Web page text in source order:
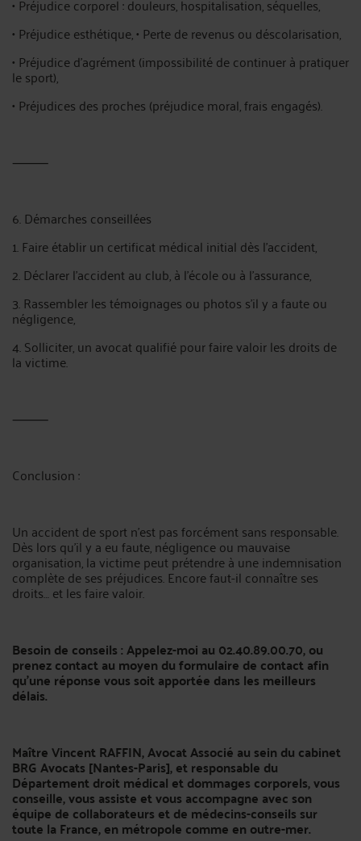
• Préjudice corporel : douleurs, hospitalisation, séquelles,
• Préjudice esthétique, • Perte de revenus ou déscolarisation,
• Préjudice d’agrément (impossibilité de continuer à pratiquer
le sport),
• Préjudices des proches (préjudice moral, frais engagés).
⸻
6. Démarches conseillées
1. Faire établir un certificat médical initial dès l’accident,
2. Déclarer l’accident au club, à l’école ou à l’assurance,
3. Rassembler les témoignages ou photos s’il y a faute ou
négligence,
4. Solliciter, un avocat qualifié pour faire valoir les droits de
la victime.
⸻
Conclusion :
Un accident de sport n’est pas forcément sans responsable.
Dès lors qu’il y a eu faute, négligence ou mauvaise
organisation, la victime peut prétendre à une indemnisation
complète de ses préjudices. Encore faut-il connaître ses
droits… et les faire valoir.
Besoin de conseils : Appelez-moi au 02.40.89.00.70, ou
prenez contact au moyen du formulaire de contact afin
qu’une réponse vous soit apportée dans les meilleurs
délais.
Maître Vincent RAFFIN, Avocat Associé au sein du cabinet
BRG Avocats [Nantes-Paris], et responsable du
Département droit médical et dommages corporels, vous
conseille, vous assiste et vous accompagne avec son
équipe de collaborateurs et de médecins-conseils sur
toute la France, en métropole comme en outre-mer.